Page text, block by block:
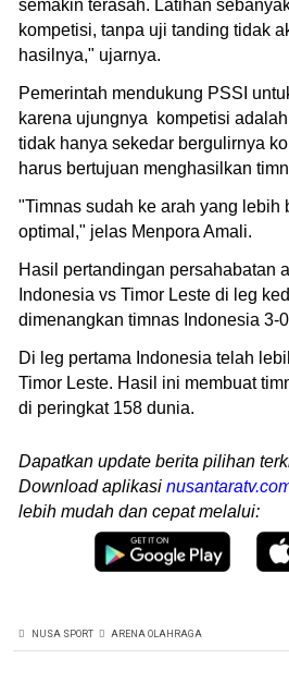
semakin terasah. Latihan
kompetisi, tanpa uji tanding tidak
hasilnya," ujarnya.
Pemerintah mendukung PSSI
karena ujungnya kompetisi
tidak hanya sekedar bergulirnya
harus bertujuan menghasilkan
"Timnas sudah ke arah yang lebih
optimal," jelas Menpora Amali.
Hasil pertandingan persahabatan
Indonesia vs Timor Leste di leg
dimenangkan timnas Indonesia 3-
Di leg pertama Indonesia telah
Timor Leste. Hasil ini membuat
di peringkat 158 dunia.
Dapatkan update berita pilihan
Download aplikasi
lebih mudah dan cepat melalui:
NUSA SPORT ARENA OLAHRAGA